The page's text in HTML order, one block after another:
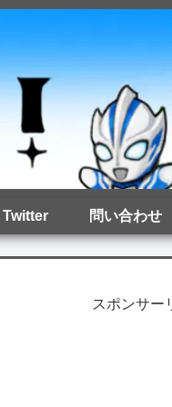
Twitter 問い合わせ
スポンサー